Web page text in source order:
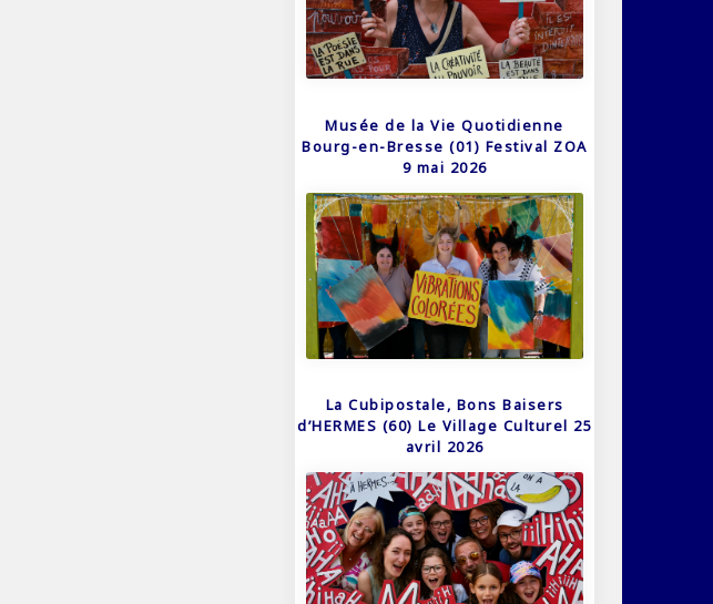
Musée de la Vie Quotidienne
Bourg-en-Bresse (01) Festival ZOA
9 mai 2026
La Cubipostale, Bons Baisers
d’HERMES (60) Le Village Culturel 25
avril 2026